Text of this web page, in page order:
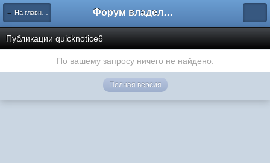
← На главную Форум владельцев интернет-магазинов
Публикации quicknotice6
По вашему запросу ничего не найдено.
Полная версия